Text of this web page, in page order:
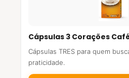
Cápsulas 3 Corações
Cápsulas TRES para quem
praticidade.